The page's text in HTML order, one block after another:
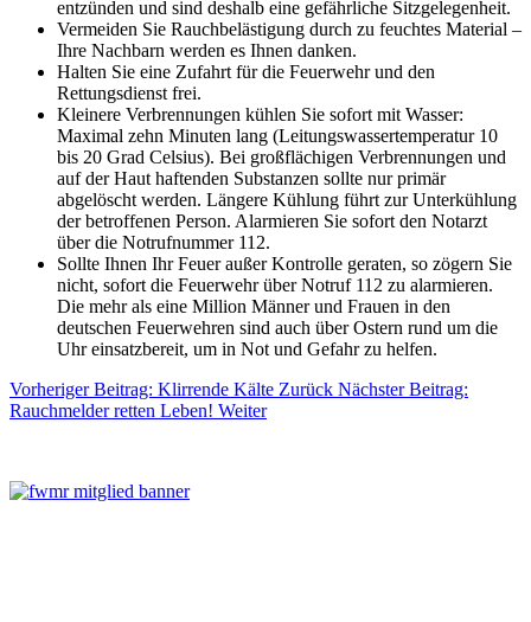
entzünden und sind deshalb eine gefährliche Sitzgelegenheit.
Vermeiden Sie Rauchbelästigung durch zu feuchtes Material –
Ihre Nachbarn werden es Ihnen danken.
Halten Sie eine Zufahrt für die Feuerwehr und den
Rettungsdienst frei.
Kleinere Verbrennungen kühlen Sie sofort mit Wasser:
Maximal zehn Minuten lang (Leitungswassertemperatur 10
bis 20 Grad Celsius). Bei großflächigen Verbrennungen und
auf der Haut haftenden Substanzen sollte nur primär
abgelöscht werden. Längere Kühlung führt zur Unterkühlung
der betroffenen Person. Alarmieren Sie sofort den Notarzt
über die Notrufnummer 112.
Sollte Ihnen Ihr Feuer außer Kontrolle geraten, so zögern Sie
nicht, sofort die Feuerwehr über Notruf 112 zu alarmieren.
Die mehr als eine Million Männer und Frauen in den
deutschen Feuerwehren sind auch über Ostern rund um die
Uhr einsatzbereit, um in Not und Gefahr zu helfen.
Vorheriger Beitrag: Klirrende Kälte Zurück Nächster Beitrag:
Rauchmelder retten Leben! Weiter